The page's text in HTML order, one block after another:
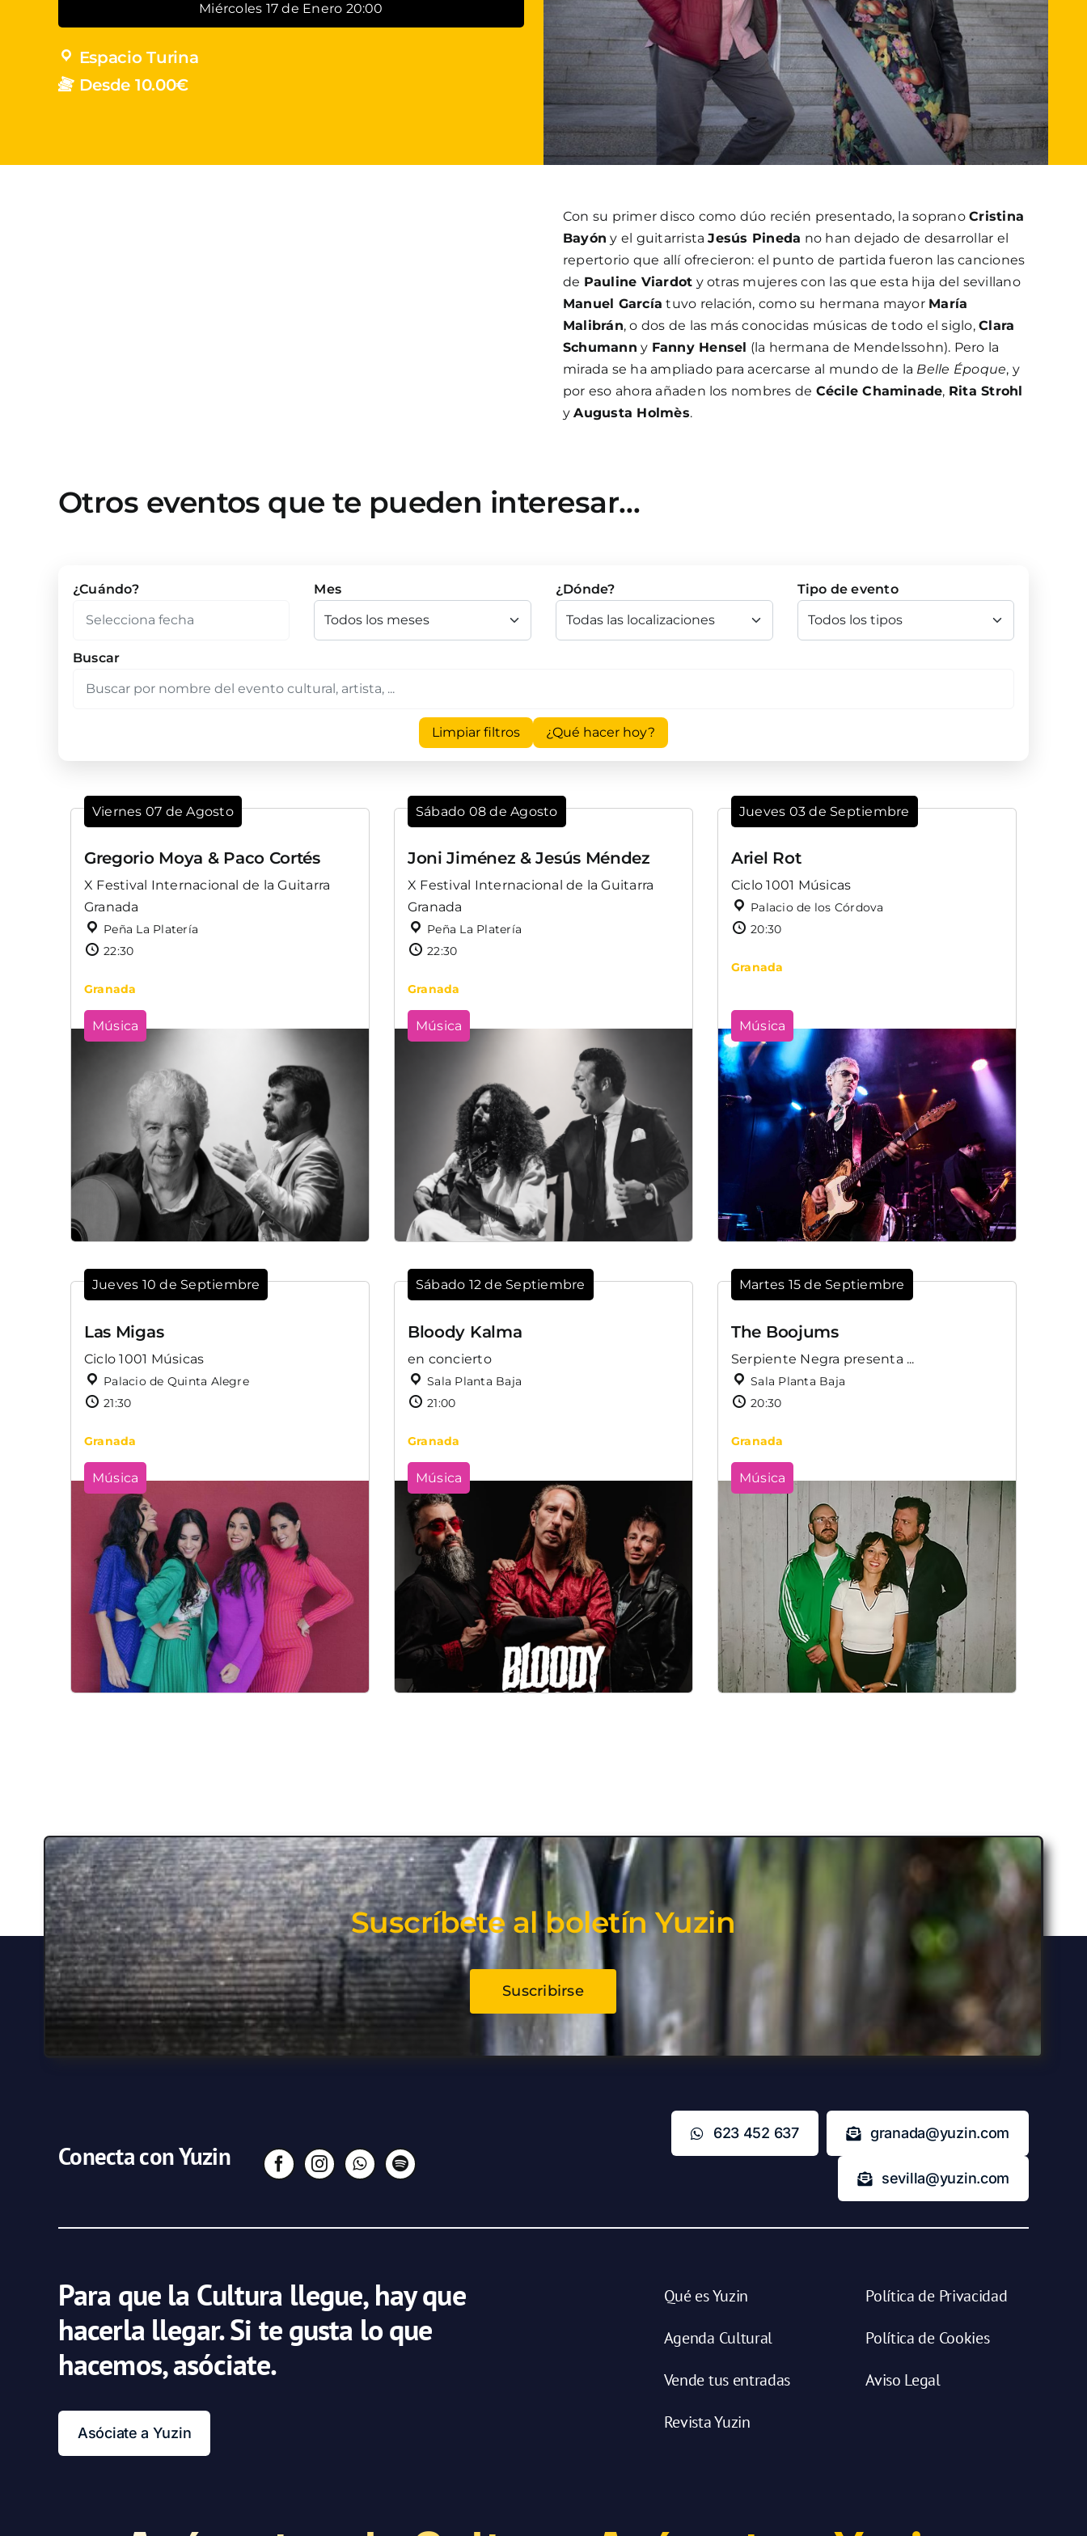
Miércoles 17 de Enero 20:00
Espacio Turina
Desde 10.00€
Con su primer disco como dúo recién presentado, la sopranoCristina
Bayón y el guitarristaJesús Pineda no han dejado de desarrollar el
repertorio que allí ofrecieron: el punto de partida fueron las canciones
de Pauline Viardot y otras mujeres con las que esta hija del sevillano
Manuel García tuvo relación, como su hermana mayor María
Malibrán, o dos de las más conocidas músicas de todo el siglo,Clara
Schumann y Fanny Hensel (la hermana de Mendelssohn). Pero la
mirada se ha ampliado para acercarse al mundo de la Belle Époque, y
por eso ahora añaden los nombres de Cécile Chaminade, Rita Strohl
yAugusta Holmès.
Otros eventos que te pueden interesar…
¿Cuándo? Mes ¿Dónde? Tipo de evento
Buscar
Limpiar filtros ¿Qué hacer hoy?
Viernes 07 de Agosto
Gregorio Moya & Paco Cortés
X Festival Internacional de la Guitarra
Granada
Peña La Platería
22:30
Granada
Música
Sábado 08 de Agosto
Joni Jiménez & Jesús Méndez
X Festival Internacional de la Guitarra
Granada
Peña La Platería
22:30
Granada
Música
Jueves 03 de Septiembre
Ariel Rot
Ciclo 1001 Músicas
Palacio de los Córdova
20:30
Granada
Música
Jueves 10 de Septiembre
Las Migas
Ciclo 1001 Músicas
Palacio de Quinta Alegre
21:30
Granada
Música
Sábado 12 de Septiembre
Bloody Kalma
en concierto
Sala Planta Baja
21:00
Granada
Música
Martes 15 de Septiembre
The Boojums
Serpiente Negra presenta ...
Sala Planta Baja
20:30
Granada
Música
Suscríbete al boletín Yuzin
Suscribirse
Conecta con Yuzin
623 452 637 granada@yuzin.com
sevilla@yuzin.com
Para que la Cultura llegue, hay que
hacerla llegar. Si te gusta lo que
hacemos, asóciate.
Asóciate a Yuzin
Qué es Yuzin
Agenda Cultural
Vende tus entradas
Revista Yuzin
Política de Privacidad
Política de Cookies
Aviso Legal